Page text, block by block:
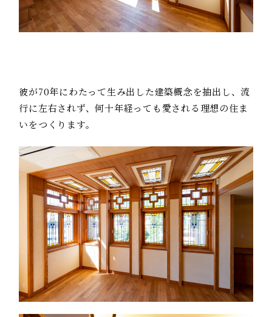
彼が70年にわたって生み出した建築概念を抽出し、流
行に左右されず、何十年経っても愛される理想の住ま
いをつくります。